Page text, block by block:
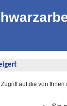
Zugriff auf die von